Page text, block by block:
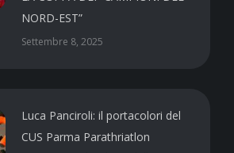
NORD-EST”
Settembre 8, 2025
Luca Panciroli: il portacolori del
CUS Parma Parathriatlon